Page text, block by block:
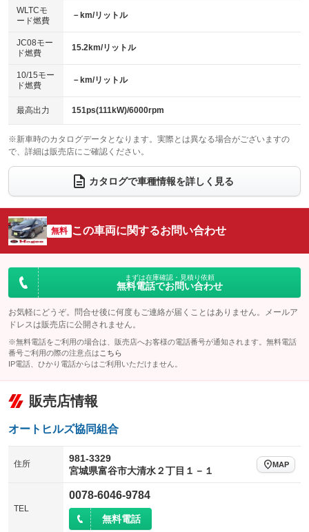
センターデフロック
：装備なし
電動格納ミラー
：装備あり
エアロ
：装備なし
ローダウン
：装備なし
ベンチシート
：装備なし
チップアップシート
：装備なし
電動格納サードシート
：装備なし シートヒーター
：装備なし
ウォークスルー
電動リアゲート フロントカメラ
：装備なし
シートエアコン
：装備なし 全周囲カメラ
：装備なし
サイドカメラ
：装備なし ルーフレール
：装備なし
エアサスペンション ヘッドライトウォッシャー
WLTCモ
ード燃費
－km/リットル
JC08モー
ド燃費
15.2km/リットル
10/15モー
ド燃費
－km/リットル
最高出力 151ps(111kW)/6000rpm
※新車時のカタログデータとなります。実際とは異なる場合がございますの
で、詳細は販売店にご確認ください。
カタログで車種情報を詳しく見る
無料 この車両に関するお問い合わせ
まずは在庫確認・見積り依頼
無料電話でお問い合わせ
お気軽にどうぞ。問合せ後に何度もご連絡が届くことはありません。メールア
ドレスは販売店に公開されません。
※無料電話をご利用の場合は、販売店へお客様の電話番号が通知されます。無料電話
番号ご利用の際の注意点は こちら
IP電話、ひかり電話からはご利用いただけません。
販売店情報
オートヒルズ協同組合
住所
981-3329
宮城県富谷市大清水２丁目１－１
MAP
TEL
0078-6046-9784
無料電話